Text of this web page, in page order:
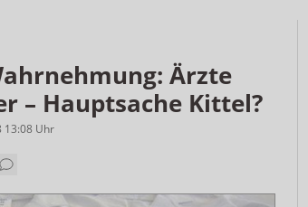
Ärzte
– Hauptsache Kittel?
13:08 Uhr